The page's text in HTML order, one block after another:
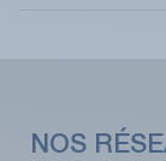
NOS